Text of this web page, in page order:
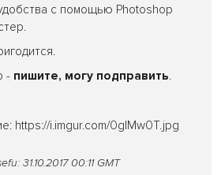
с помощью Photoshop
- пишите, могу подправить.
https://i.imgur.com/0glMw0T.jpg
31.10.2017 00:11 GMT